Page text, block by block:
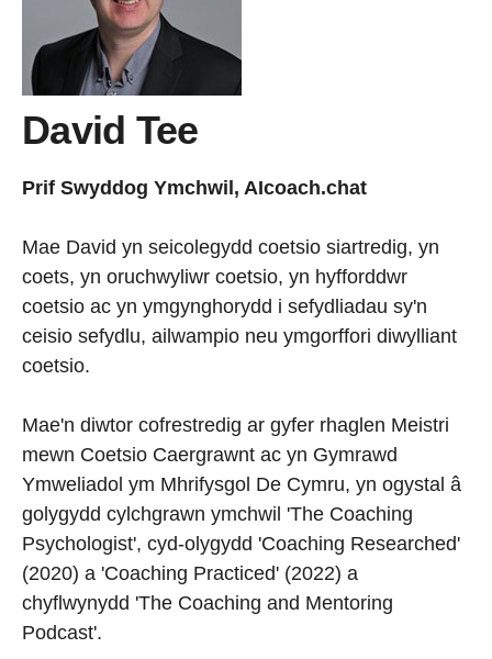
David Tee
Prif Swyddog Ymchwil, AIcoach.chat
Mae David yn seicolegydd coetsio siartredig, yn
coets, yn oruchwyliwr coetsio, yn hyfforddwr
coetsio ac yn ymgynghorydd i sefydliadau sy'n
ceisio sefydlu, ailwampio neu ymgorffori diwylliant
coetsio.
Mae'n diwtor cofrestredig ar gyfer rhaglen Meistri
mewn Coetsio Caergrawnt ac yn Gymrawd
Ymweliadol ym Mhrifysgol De Cymru, yn ogystal â
golygydd cylchgrawn ymchwil 'The Coaching
Psychologist', cyd-olygydd 'Coaching Researched'
(2020) a 'Coaching Practiced' (2022) a
chyflwynydd 'The Coaching and Mentoring
Podcast'.